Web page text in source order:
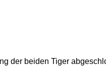
der beiden Tiger